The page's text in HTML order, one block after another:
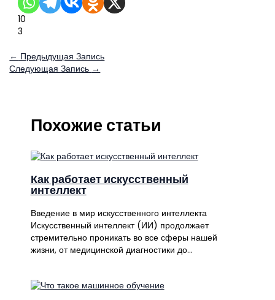
10
3
← Предыдущая Запись
Следующая Запись →
Похожие статьи
Как работает искусственный
интеллект
Введение в мир искусственного интеллекта
Искусственный интеллект (ИИ) продолжает
стремительно проникать во все сферы нашей
жизни, от медицинской диагностики до…